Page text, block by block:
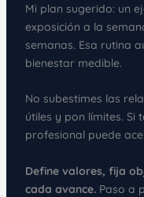
Mi plan sugerido: un
exposición a la
semanas. Esa rutina
bienestar medible.
No subestimes las
útiles y pon límites. Si
profesional puede
Define valores, fija
cada avance.Paso a